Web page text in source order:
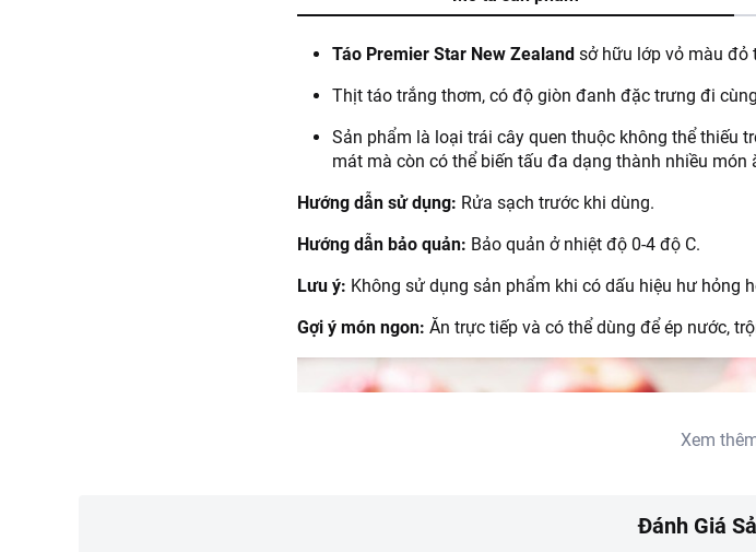
Táo Premier Star New Zealand sở hữu lớp vỏ màu đỏ
Thịt táo trắng thơm, có độ giòn đanh đặc trưng đi
Sản phẩm là loại trái cây quen thuộc không thể thiếu
mát mà còn có thể biến tấu đa dạng thành nhiều món
Hướng dẫn sử dụng: Rửa sạch trước khi dùng.
Hướng dẫn bảo quản: Bảo quản ở nhiệt độ 0-4 độ C.
Lưu ý: Không sử dụng sản phẩm khi có dấu hiệu hư hỏng
Gợi ý món ngon: Ăn trực tiếp và có thể dùng để ép nước,
Xem
Đánh Giá